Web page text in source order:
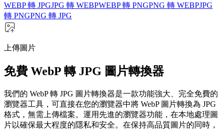
WEBP 轉 JPGJPG 轉 WEBPWEBP 轉 PNGPNG 轉 WEBPJPG
轉 PNGPNG 轉 JPG
上傳圖片
免費 WebP 轉 JPG 圖片轉換器
我們的 WebP 轉 JPG 圖片轉換器是一款功能強大、完全免費的
瀏覽器工具，可直接在您的瀏覽器中將 WebP 圖片轉換為 JPG
格式，無需上傳檔案。運用先進的瀏覽器功能，在本地處理圖
片以確保最大程度的隱私和安全。在保持高品質圖片的同時，